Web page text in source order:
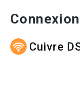
Cuivre